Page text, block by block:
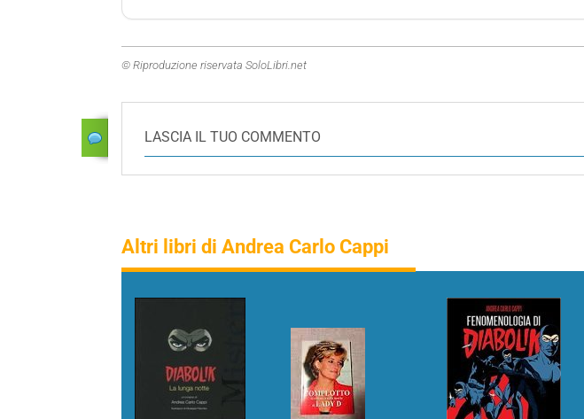
© Riproduzione riservata SoloLibri.net
LASCIA IL TUO COMMENTO
Altri libri di Andrea Carlo Cappi